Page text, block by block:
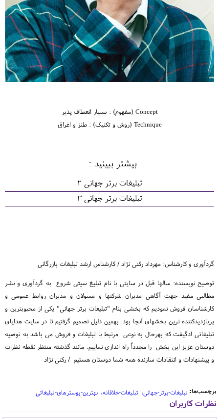
Concept (مفهوم) : بسیار انعطاف پذیر
Technique (روش و تکنیک) : طنز و اغراق
بیشتر ببینید :
تبلیغات برتر جهانی 2
تبلیغات برتر جهانی 3
گردآوری و کارشناس: مهرداد رکنی نژاد / کارشناس ارشد تبلیغات بازرگانی
توضیح نویسنده: سالها قبل در سایتی با نام تبلیغ سیتی شروع به گردآوری و نشر
مطالبی مفید جهت آگاهی مدیران شرکتها و مسولان و مدیران روابط عمومی و
کارشناسان فروش نمودیم که بخشی بنام "تبلیغات برتر جهانی" یکی از محبوبترین و
پربازدیدکننده ترین بخشهای آنجا بود. بهمین دلیل تصمیم گرفتیم تا در سایت هدایای
تبلیغاتی ادگیفت که بهرحال به نوعی مرتبط با تبلیغات و فروش می باشد به توصیه
دوستان عزیز این بخش را مجدداً راه اندازی نماییم. مانند گذشته منتظر نقطه نظرات
و پیشنهادات و انتقادات سازنده همه شما دوستان هستیم / رکنی نژاد
برچسب‌ها: تبلیغات-برتر-جهانی تبلیغات-خلاقانه بهترین-پوسترهای-تبلیغاتی
نظرات کاربران